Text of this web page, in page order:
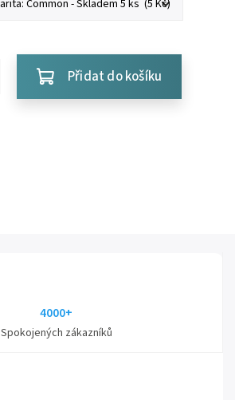
Přidat do košíku
4000+
Spokojených zákazníků